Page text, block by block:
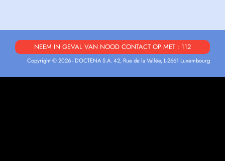
NEEM IN GEVAL VAN NOOD CONTACT OP MET : 112
Copyright © 2026 - DOCTENA S.A. 42, Rue de la Vallée, L-2661 Luxembourg